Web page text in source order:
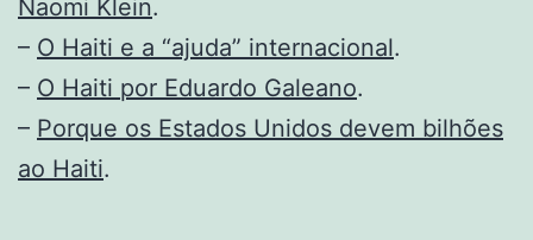
Naomi Klein.
– O Haiti e a “ajuda” internacional.
– O Haiti por Eduardo Galeano.
– Porque os Estados Unidos devem bilhões
ao Haiti.